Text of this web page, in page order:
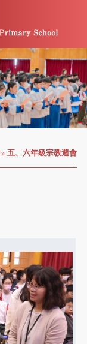
» 五、六年級宗教週會